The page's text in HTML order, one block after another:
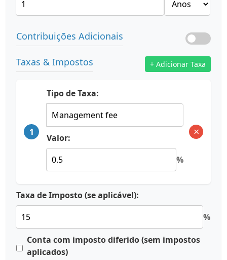
Contribuições Adicionais
Taxas & Impostos + Adicionar Taxa
1
Tipo de Taxa:
Valor:
%
×
Taxa de Imposto (se aplicável):
%
Conta com imposto diferido (sem impostos
aplicados)